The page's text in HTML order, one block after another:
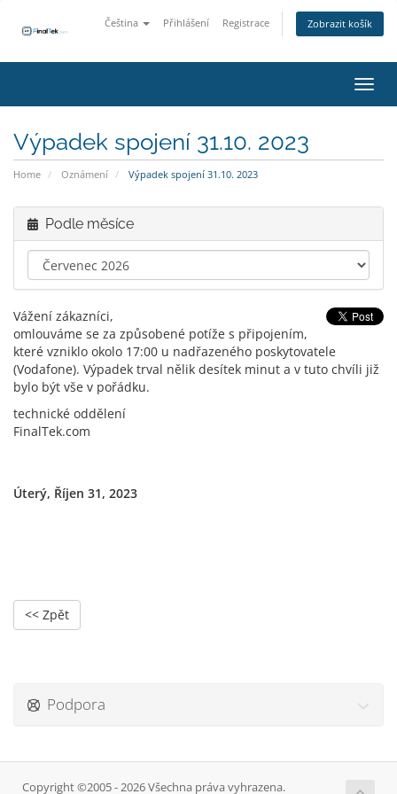
Čeština Přihlášení Registrace Zobrazit košík
Výpadek spojení 31.10. 2023
Home Oznámení Výpadek spojení 31.10. 2023
Podle měsíce
Vážení zákazníci,
omlouváme se za způsobené potíže s připojením,
které vzniklo okolo 17:00 u nadřazeného poskytovatele
(Vodafone). Výpadek trval nělik desítek minut a v tuto chvíli již
bylo být vše v pořádku.
technické oddělení
FinalTek.com
Úterý, Říjen 31, 2023
<< Zpět
Podpora
Copyright ©2005 - 2026 Všechna práva vyhrazena.